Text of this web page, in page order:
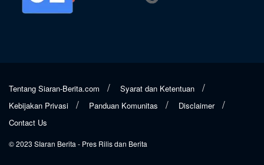
Tentang Siaran-Berita.com
Syarat dan Ketentuan
Kebijakan Privasi
Panduan Komunitas
Disclaimer
Contact Us
© 2023 SIaran Berita - Pres Rilis dan Berita